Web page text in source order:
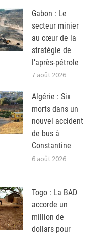
Gabon : Le
secteur minier
au cœur de la
stratégie de
l’après-pétrole
7 août 2026
Algérie : Six
morts dans un
nouvel accident
de bus à
Constantine
6 août 2026
Togo : La BAD
accorde un
million de
dollars pour